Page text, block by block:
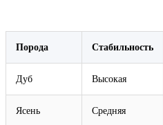
Порода Стабильность
Дуб Высокая
Ясень Средняя